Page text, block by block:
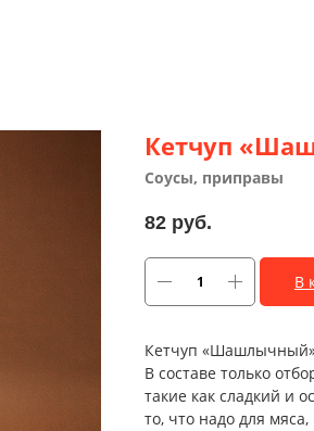
Кетчуп
Соусы, приправы
82 руб.
В
Кетчуп «Шашлычный»
В составе только
такие как сладкий и
то, что надо для